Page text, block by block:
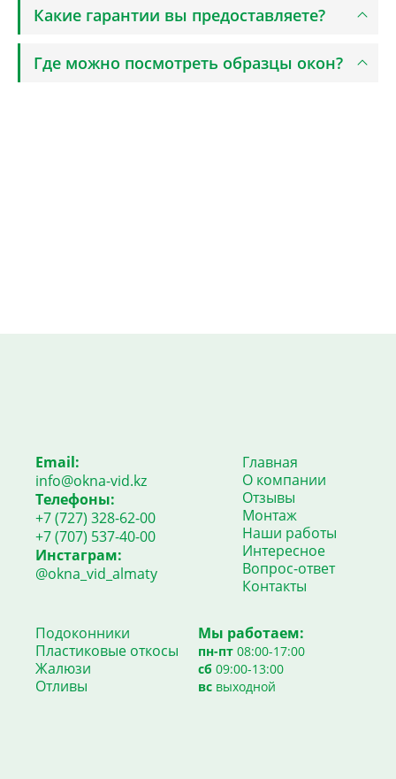
Какие гарантии вы предоставляете?
Где можно посмотреть образцы окон?
Email:
info@okna-vid.kz
Телефоны:
+7 (727) 328-62-00
+7 (707) 537-40-00
Инстаграм:
@okna_vid_almaty
Главная
О компании
Отзывы
Монтаж
Наши работы
Интересное
Вопрос-ответ
Контакты
Подоконники
Пластиковые откосы
Жалюзи
Отливы
Мы работаем:
пн-пт 08:00-17:00
сб 09:00-13:00
вс выходной